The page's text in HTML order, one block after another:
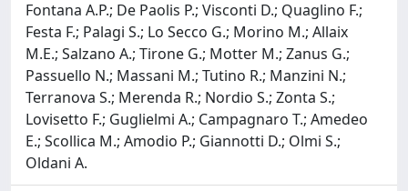
Fontana A.P.; De Paolis P.; Visconti D.; Quaglino F.;
Festa F.; Palagi S.; Lo Secco G.; Morino M.; Allaix
M.E.; Salzano A.; Tirone G.; Motter M.; Zanus G.;
Passuello N.; Massani M.; Tutino R.; Manzini N.;
Terranova S.; Merenda R.; Nordio S.; Zonta S.;
Lovisetto F.; Guglielmi A.; Campagnaro T.; Amedeo
E.; Scollica M.; Amodio P.; Giannotti D.; Olmi S.;
Oldani A.